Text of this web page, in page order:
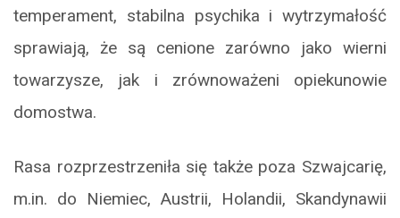
temperament, stabilna psychika i wytrzymałość
sprawiają, że są cenione zarówno jako wierni
towarzysze, jak i zrównoważeni opiekunowie
domostwa.
Rasa rozprzestrzeniła się także poza Szwajcarię,
m.in. do Niemiec, Austrii, Holandii, Skandynawii